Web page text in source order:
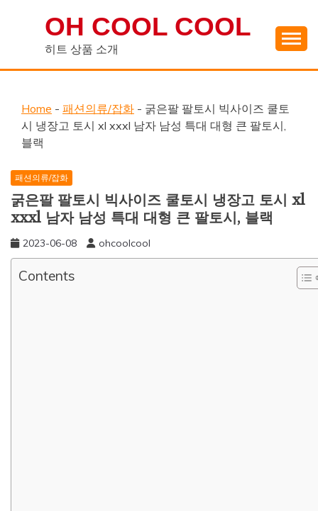
OH COOL COOL
히트 상품 소개
Home - 패션의류/잡화 - 굵은팔 팔토시 빅사이즈 쿨토
시 냉장고 토시 xl xxxl 남자 남성 특대 대형 큰 팔토시,
블랙
패션의류/잡화
굵은팔 팔토시 빅사이즈 쿨토시 냉장고 토시 xl
xxxl 남자 남성 특대 대형 큰 팔토시, 블랙
2023-06-08 ohcoolcool
Contents